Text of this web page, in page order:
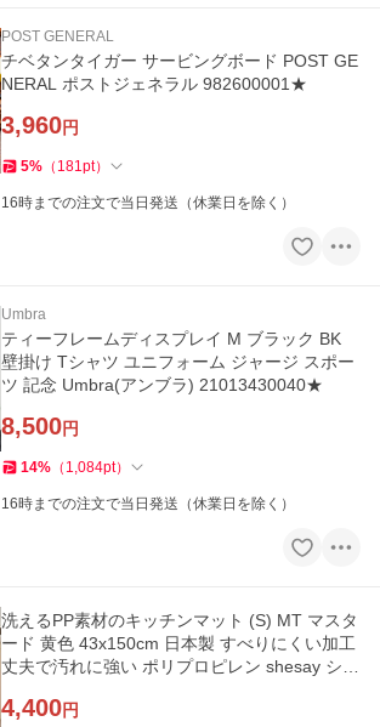
POST GENERAL
チベタンタイガー サービングボード POST GE
NERAL ポストジェネラル 982600001★
3,960円
5% （ 181pt）
16時までの注文で当日発送（休業日を除く）
Umbra
ティーフレームディスプレイ M ブラック BK
壁掛け Tシャツ ユニフォーム ジャージ スポー
ツ 記念 Umbra(アンブラ) 21013430040★
8,500円
14% （ 1,084pt）
16時までの注文で当日発送（休業日を除く）
洗えるPP素材のキッチンマット (S) MT マスタ
ード 黄色 43x150cm 日本製 すべりにくい加工
丈夫で汚れに強い ポリプロピレン shesay シセ
4,400円